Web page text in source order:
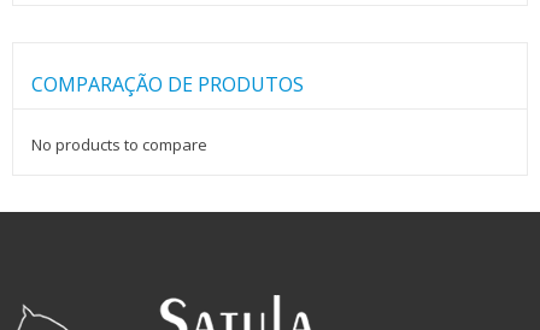
COMPARAÇÃO DE PRODUTOS
No products to compare